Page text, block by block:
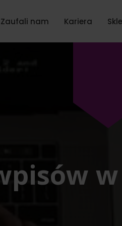
Zaufali nam Kariera